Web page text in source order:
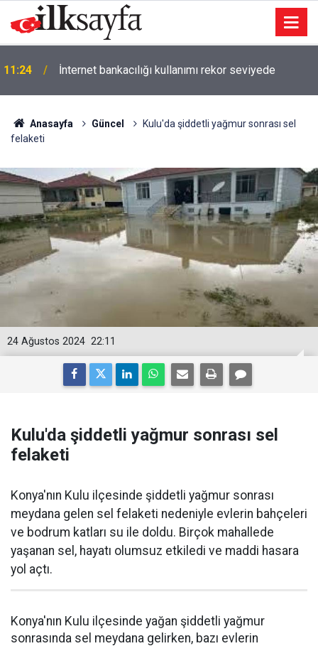
11:24 İnternet bankacılığı kullanımı rekor seviyede
Anasayfa Güncel
Kulu'da şiddetli yağmur sonrası sel
felaketi
22:11
24 Ağustos 2024
Kulu'da şiddetli yağmur sonrası sel
felaketi
Konya'nın Kulu ilçesinde şiddetli yağmur sonrası
meydana gelen sel felaketi nedeniyle evlerin bahçeleri
ve bodrum katları su ile doldu. Birçok mahallede
yaşanan sel, hayatı olumsuz etkiledi ve maddi hasara
yol açtı.
Konya'nın Kulu ilçesinde yağan şiddetli yağmur
sonrasında sel meydana gelirken, bazı evlerin